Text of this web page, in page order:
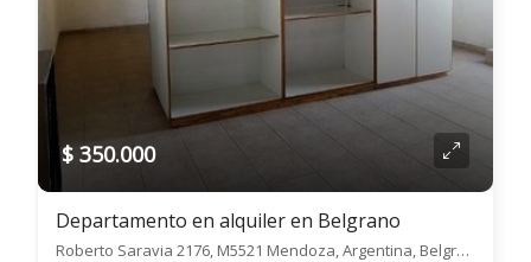
$ 350.000
Departamento en alquiler en Belgrano
Roberto Saravia 2176, M5521 Mendoza, Argentina, Belgrano, Guaymallén